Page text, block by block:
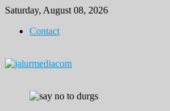
Skip
content
Saturday, August 08, 2026
Contact